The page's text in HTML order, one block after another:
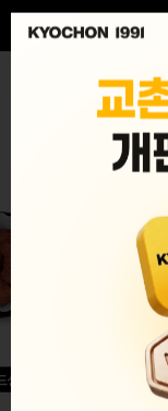
글윙